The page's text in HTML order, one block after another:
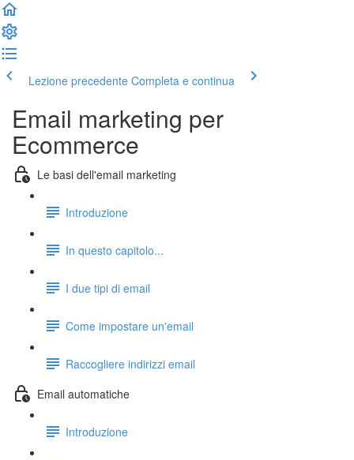
Lezione precedente Completa e continua
Email marketing per
Ecommerce
Le basi dell'email marketing
Introduzione
In questo capitolo...
I due tipi di email
Come impostare un'email
Raccogliere indirizzi email
Email automatiche
Introduzione